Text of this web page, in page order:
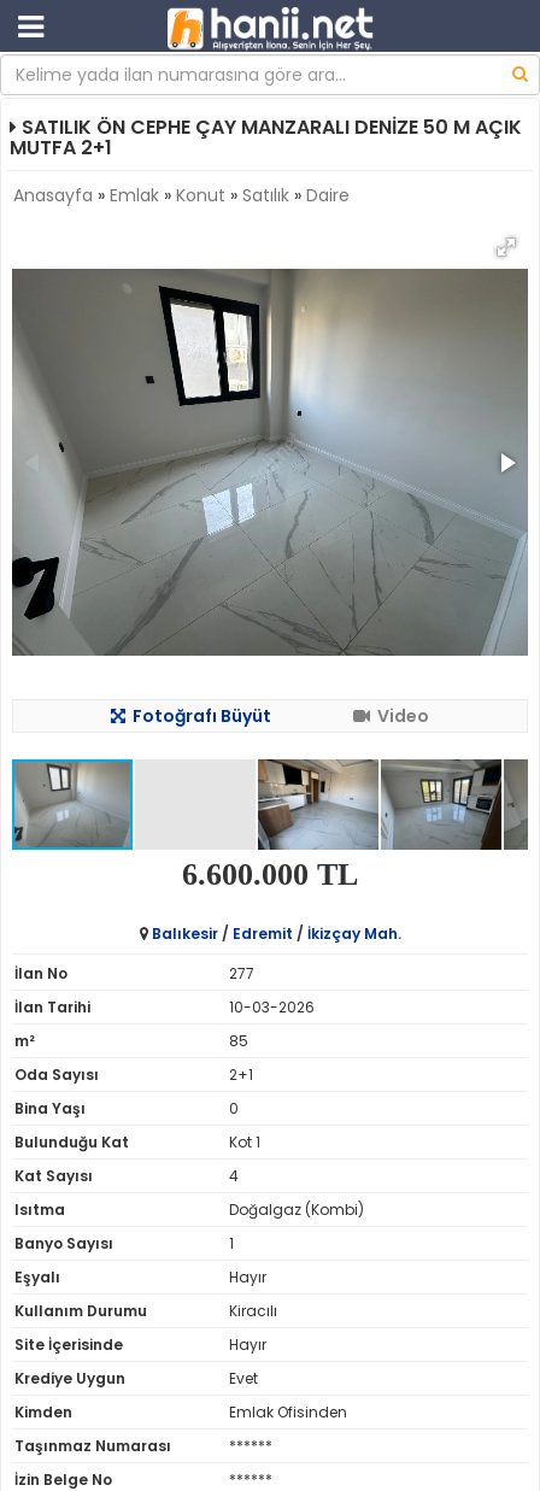
SATILIK ÖN CEPHE ÇAY MANZARALI DENİZE 50 M AÇIK
MUTFA 2+1
Anasayfa » Emlak » Konut » Satılık » Daire
Fotoğrafı Büyüt Video
6.600.000 TL
Balıkesir/ Edremit / İkizçay Mah.
İlan No
277
İlan Tarihi
10-03-2026
m²
85
Oda Sayısı
2+1
Bina Yaşı
0
Bulunduğu Kat
Kot 1
Kat Sayısı
4
Isıtma
Doğalgaz (Kombi)
Banyo Sayısı
1
Eşyalı
Hayır
Kullanım Durumu
Kiracılı
Site İçerisinde
Hayır
Krediye Uygun
Evet
Kimden
Emlak Ofisinden
Taşınmaz Numarası
******
İzin Belge No
******